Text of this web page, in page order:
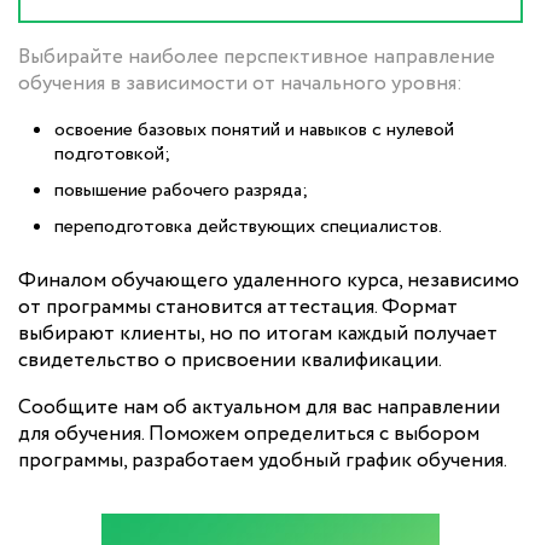
Выбирайте наиболее перспективное направление
обучения в зависимости от начального уровня:
освоение базовых понятий и навыков с нулевой
подготовкой;
повышение рабочего разряда;
переподготовка действующих специалистов.
Финалом обучающего удаленного курса, независимо
от программы становится аттестация. Формат
выбирают клиенты, но по итогам каждый получает
свидетельство о присвоении квалификации.
Сообщите нам об актуальном для вас направлении
для обучения. Поможем определиться с выбором
программы, разработаем удобный график обучения.